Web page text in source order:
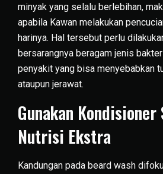
minyak yang selalu berlebihan,
apabila Kawan melakukan
harinya. Hal tersebut perlu
bersarangnya beragam jenis
penyakit yang bisa menyebabkan
ataupun jerawat.
Gunakan Kondisioner
Nutrisi Ekstra
Kandungan pada beard wash